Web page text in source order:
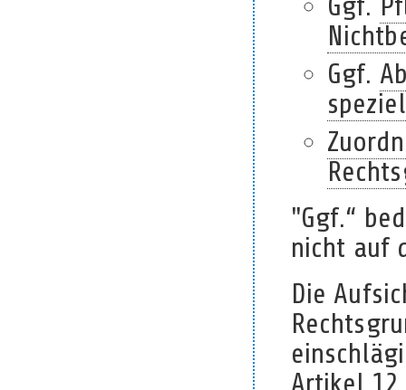
Ggf.
Ggf.
"Ggf.“
nicht auf
Die